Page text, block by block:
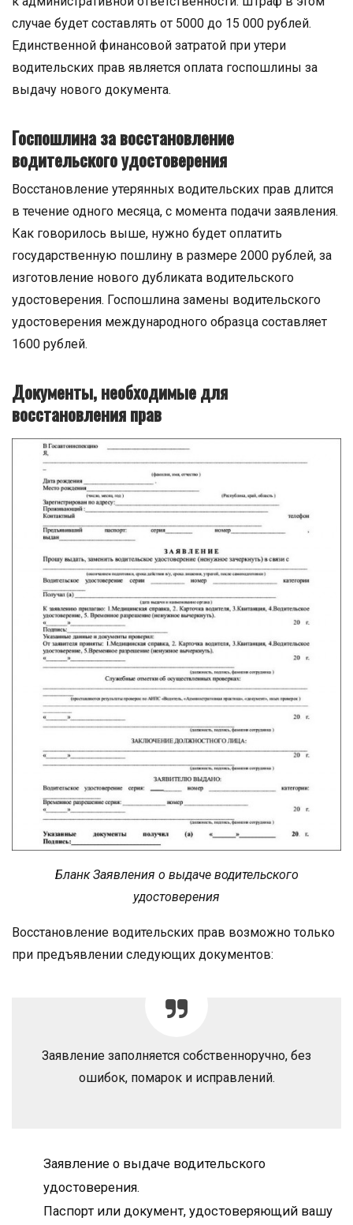
случае будет составлять от 5000 до 15 000 рублей.
Единственной финансовой затратой при утери
водительских прав является оплата госпошлины за
выдачу нового документа.
Госпошлина за восстановление
водительского удостоверения
Восстановление утерянных водительских прав длится
в течение одного месяца, с момента подачи заявления.
Как говорилось выше, нужно будет оплатить
государственную пошлину в размере 2000 рублей, за
изготовление нового дубликата водительского
удостоверения. Госпошлина замены водительского
удостоверения международного образца составляет
1600 рублей.
Документы, необходимые для
восстановления прав
Бланк Заявления о выдаче водительского
удостоверения
Восстановление водительских прав возможно только
при предъявлении следующих документов:
Заявление заполняется собственноручно, без
ошибок, помарок и исправлений.
Заявление о выдаче водительского
удостоверения.
Паспорт или документ, удостоверяющий вашу